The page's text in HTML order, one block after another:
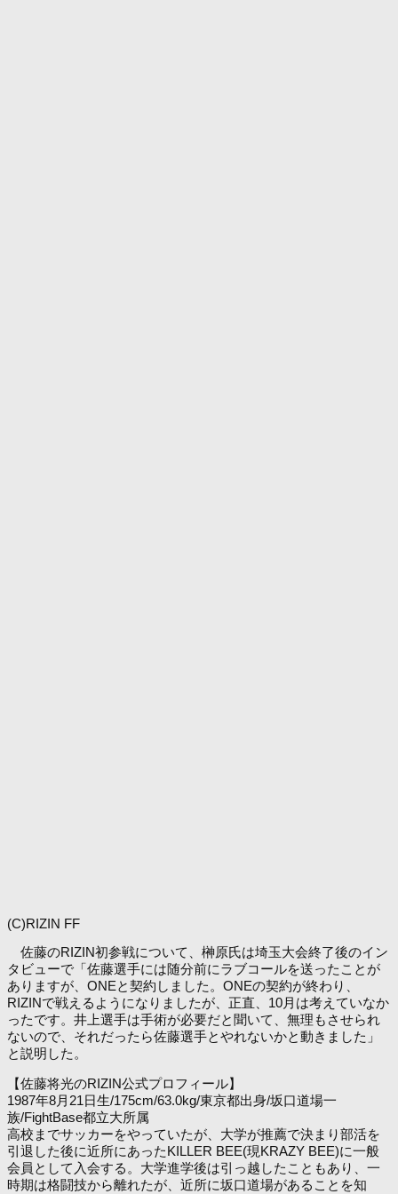
(C)RIZIN FF
佐藤のRIZIN初参戦について、榊原氏は埼玉大会終了後のイン
タビューで「佐藤選手には随分前にラブコールを送ったことが
ありますが、ONEと契約しました。ONEの契約が終わり、
RIZINで戦えるようになりましたが、正直、10月は考えていなか
ったです。井上選手は手術が必要だと聞いて、無理もさせられ
ないので、それだったら佐藤選手とやれないかと動きました」
と説明した。
【佐藤将光のRIZIN公式プロフィール】
1987年8月21日生/175cm/63.0kg/東京都出身/坂口道場一
族/FightBase都立大所属
高校までサッカーをやっていたが、大学が推薦で決まり部活を
引退した後に近所にあったKILLER BEE(現KRAZY BEE)に一般
会員として入会する。大学進学後は引っ越したこともあり、一
時期は格闘技から離れたが、近所に坂口道場があることを知